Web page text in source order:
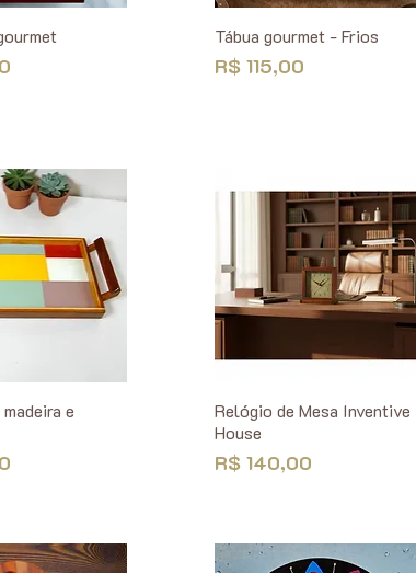
Tábua gourmet - Frios
Preço
R$ 115,00
e
Relógio de Mesa Inventive
House
Preço
R$ 140,00